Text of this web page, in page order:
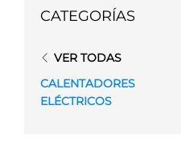
CATEGORÍAS
VER TODAS
CALENTADORES
ELÉCTRICOS